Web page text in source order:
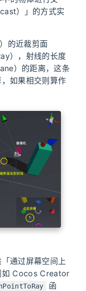
）」的方式实
的近裁剪面
），射线的长度
）的距离，这条
如果相交则算作
通过屏幕空间上
如 Cocos Creator
函